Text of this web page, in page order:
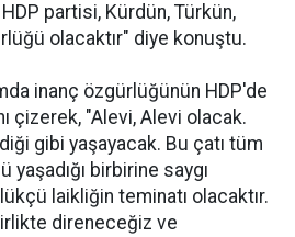
partisi, Kürdün, Türkün,
olacaktır" diye konuştu.
inanç özgürlüğünün HDP'de
çizerek, "Alevi, Alevi olacak.
gibi yaşayacak. Bu çatı tüm
yaşadığı birbirine saygı
laikliğin teminatı olacaktır.
direneceğiz ve